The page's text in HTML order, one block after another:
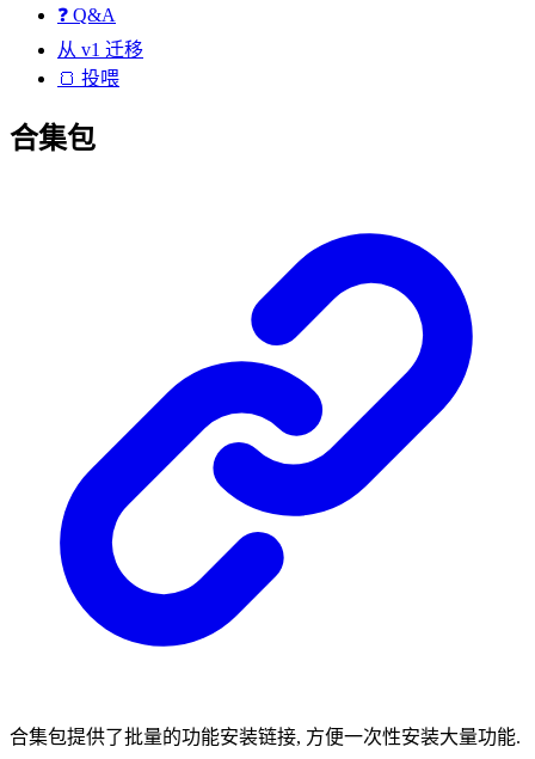
❓ Q&A
从 v1 迁移
🍞 投喂
合集包
合集包提供了批量的功能安装链接, 方便一次性安装大量功能.